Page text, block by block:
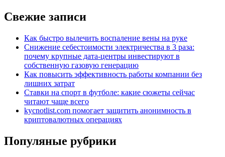
Свежие записи
Как быстро вылечить воспаление вены на руке
Снижение себестоимости электричества в 3 раза:
почему крупные дата-центры инвестируют в
собственную газовую генерацию
Как повысить эффективность работы компании без
лишних затрат
Ставки на спорт в футболе: какие сюжеты сейчас
читают чаще всего
kycnotlist.com помогает защитить анонимность в
криптовалютных операциях
Популяные рубрики